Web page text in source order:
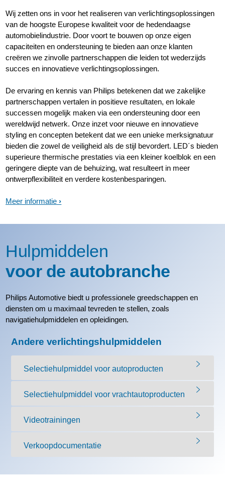
Wij zetten ons in voor het realiseren van verlichtingsoplossingen
van de hoogste Europese kwaliteit voor de hedendaagse
automobielindustrie. Door voort te bouwen op onze eigen
capaciteiten en ondersteuning te bieden aan onze klanten
creëren we zinvolle partnerschappen die leiden tot wederzijds
succes en innovatieve verlichtingsoplossingen.
De ervaring en kennis van Philips betekenen dat we zakelijke
partnerschappen vertalen in positieve resultaten, en lokale
successen mogelijk maken via een ondersteuning door een
wereldwijd netwerk. Onze inzet voor nieuwe en innovatieve
styling en concepten betekent dat we een unieke merksignatuur
bieden die zowel de veiligheid als de stijl bevordert. LED´s bieden
superieure thermische prestaties via een kleiner koelblok en een
geringere diepte van de behuizing, wat resulteert in meer
ontwerpflexibiliteit en verdere kostenbesparingen.
Meer informatie
Hulpmiddelen
voor de autobranche
Philips Automotive biedt u professionele greedschappen en
diensten om u maximaal tevreden te stellen, zoals
navigatiehulpmiddelen en opleidingen.
Andere verlichtingshulpmiddelen
Selectiehulpmiddel voor autoproducten
Selectiehulpmiddel voor vrachtautoproducten
Videotrainingen
Verkoopdocumentatie